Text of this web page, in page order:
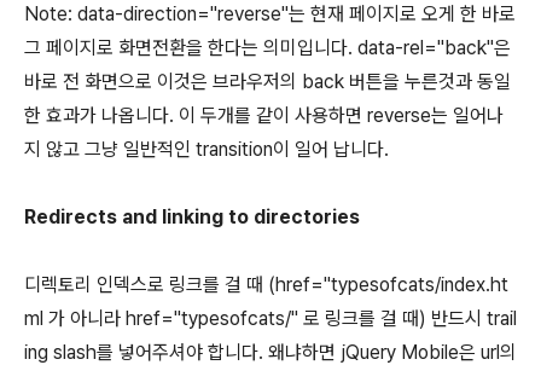
Note: data-direction="reverse"는 현재 페이지로 오게 한 바로
그 페이지로 화면전환을 한다는 의미입니다. data-rel="back"은
바로 전 화면으로 이것은 브라우저의 back 버튼을 누른것과 동일
한 효과가 나옵니다. 이 두개를 같이 사용하면 reverse는 일어나
지 않고 그냥 일반적인 transition이 일어 납니다.
Redirects and linking to directories
디렉토리 인덱스로 링크를 걸 때 (href="typesofcats/index.ht
ml 가 아니라 href="typesofcats/" 로 링크를 걸 때) 반드시 trail
ing slash를 넣어주셔야 합니다. 왜냐하면 jQuery Mobile은 url의